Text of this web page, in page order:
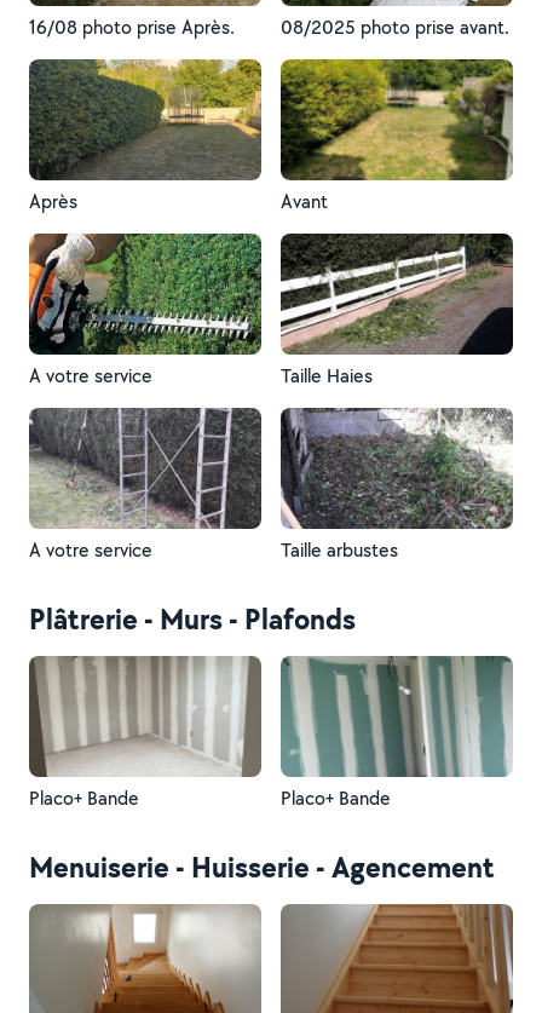
16/08 photo prise Après. 08/2025 photo prise avant.
Après Avant
A votre service Taille Haies
A votre service Taille arbustes
Plâtrerie - Murs - Plafonds
Placo+ Bande Placo+ Bande
Menuiserie - Huisserie - Agencement